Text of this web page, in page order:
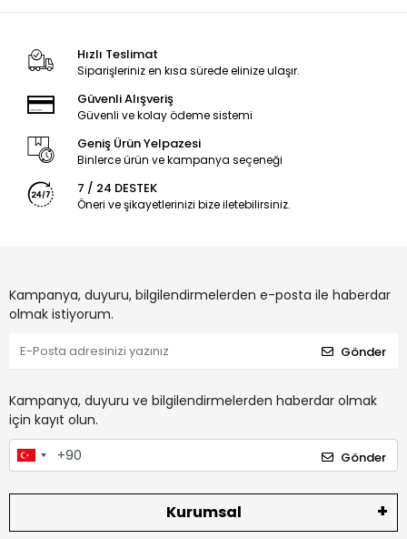
Hızlı Teslimat
Siparişleriniz en kısa sürede elinize ulaşır.
Güvenli Alışveriş
Güvenli ve kolay ödeme sistemi
Geniş Ürün Yelpazesi
Binlerce ürün ve kampanya seçeneği
7 / 24 DESTEK
Öneri ve şikayetlerinizi bize iletebilirsiniz.
Kampanya, duyuru, bilgilendirmelerden e-posta ile haberdar
olmak istiyorum.
Gönder
Kampanya, duyuru ve bilgilendirmelerden haberdar olmak
için kayıt olun.
Gönder
Kurumsal